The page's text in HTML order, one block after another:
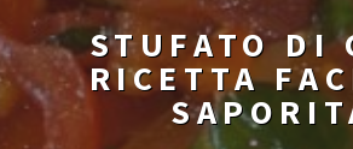
STUFATO DI
RICETTA